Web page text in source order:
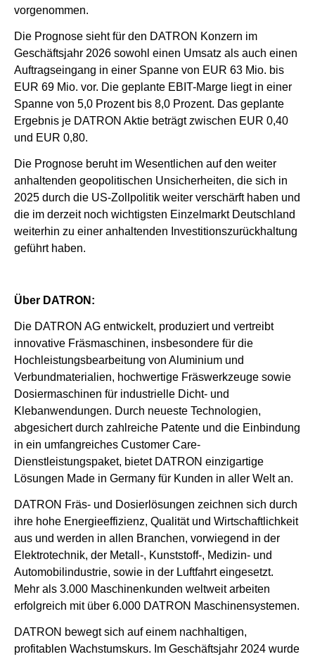
vorgenommen.
Die Prognose sieht für den DATRON Konzern im
Geschäftsjahr 2026 sowohl einen Umsatz als auch einen
Auftragseingang in einer Spanne von EUR 63 Mio. bis
EUR 69 Mio. vor. Die geplante EBIT-Marge liegt in einer
Spanne von 5,0 Prozent bis 8,0 Prozent. Das geplante
Ergebnis je DATRON Aktie beträgt zwischen EUR 0,40
und EUR 0,80.
Die Prognose beruht im Wesentlichen auf den weiter
anhaltenden geopolitischen Unsicherheiten, die sich in
2025 durch die US-Zollpolitik weiter verschärft haben und
die im derzeit noch wichtigsten Einzelmarkt Deutschland
weiterhin zu einer anhaltenden Investitionszurückhaltung
geführt haben.
Über DATRON:
Die DATRON AG entwickelt, produziert und vertreibt
innovative Fräsmaschinen, insbesondere für die
Hochleistungsbearbeitung von Aluminium und
Verbundmaterialien, hochwertige Fräswerkzeuge sowie
Dosiermaschinen für industrielle Dicht‐ und
Klebanwendungen. Durch neueste Technologien,
abgesichert durch zahlreiche Patente und die Einbindung
in ein umfangreiches Customer Care-
Dienstleistungspaket, bietet DATRON einzigartige
Lösungen Made in Germany für Kunden in aller Welt an.
DATRON Fräs- und Dosierlösungen zeichnen sich durch
ihre hohe Energieeffizienz, Qualität und Wirtschaftlichkeit
aus und werden in allen Branchen, vorwiegend in der
Elektrotechnik, der Metall-, Kunststoff‐, Medizin- und
Automobilindustrie, sowie in der Luftfahrt eingesetzt.
Mehr als 3.000 Maschinenkunden weltweit arbeiten
erfolgreich mit über 6.000 DATRON Maschinensystemen.
DATRON bewegt sich auf einem nachhaltigen,
profitablen Wachstumskurs. Im Geschäftsjahr 2024 wurde